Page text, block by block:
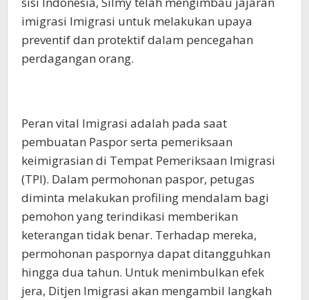
imigrasi Imigrasi untuk melakukan upaya
preventif dan protektif dalam pencegahan
perdagangan orang.
Peran vital Imigrasi adalah pada saat
pembuatan Paspor serta pemeriksaan
keimigrasian di Tempat Pemeriksaan Imigrasi
(TPI). Dalam permohonan paspor, petugas
diminta melakukan profiling mendalam bagi
pemohon yang terindikasi memberikan
keterangan tidak benar. Terhadap mereka,
permohonan paspornya dapat ditangguhkan
hingga dua tahun. Untuk menimbulkan efek
jera, Ditjen Imigrasi akan mengambil langkah